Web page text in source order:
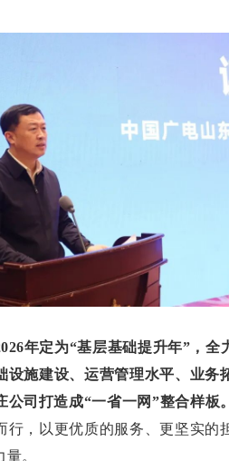
年定为“基层基础提升年”，
设施建设、运营管理水平、业
司打造成“一省一网”整合样板。
行，以更优质的服务、更坚实的
。